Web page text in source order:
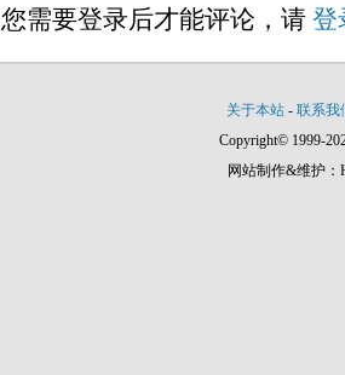
您需要登录后才能评论，请 登
关于本站 - 联系我
Copyright© 1999-
网站制作&维护